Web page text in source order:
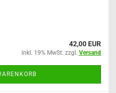
42,00 EUR
inkl. 19% MwSt. zzgl. Versand